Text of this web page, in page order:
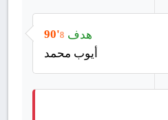
90'8 هدف
أيوب محمد